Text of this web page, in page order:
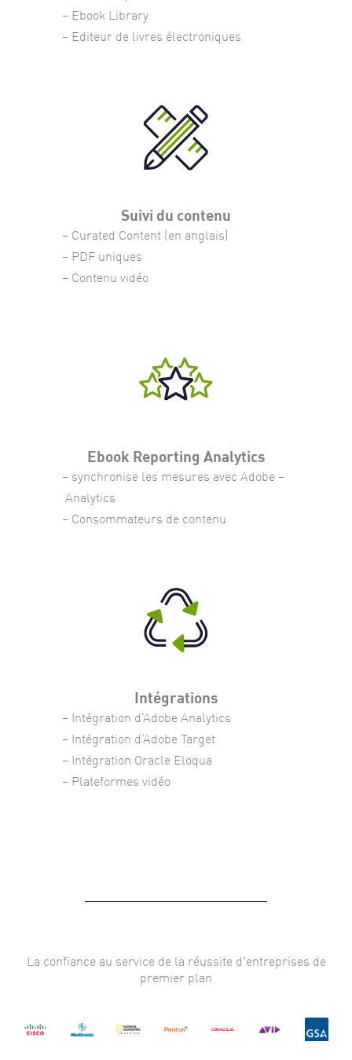
– Ebook Library
– Editeur de livres électroniques
Suivi du contenu
– Curated Content (en anglais)
– PDF uniques
– Contenu vidéo
Ebook Reporting Analytics
– synchronise les mesures avec Adobe –
Analytics
– Consommateurs de contenu
Intégrations
– Intégration d’Adobe Analytics
– Intégration d’Adobe Target
– Intégration Oracle Eloqua
– Plateformes vidéo
La confiance au service de la réussite d'entreprises de
premier plan